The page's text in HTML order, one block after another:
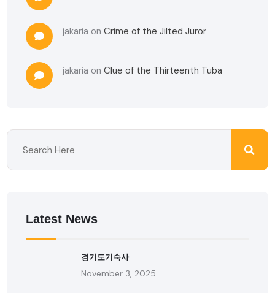
jakaria onCrime of the Jilted Juror
jakaria onClue of the Thirteenth Tuba
Latest News
경기도기숙사
November 3, 2025